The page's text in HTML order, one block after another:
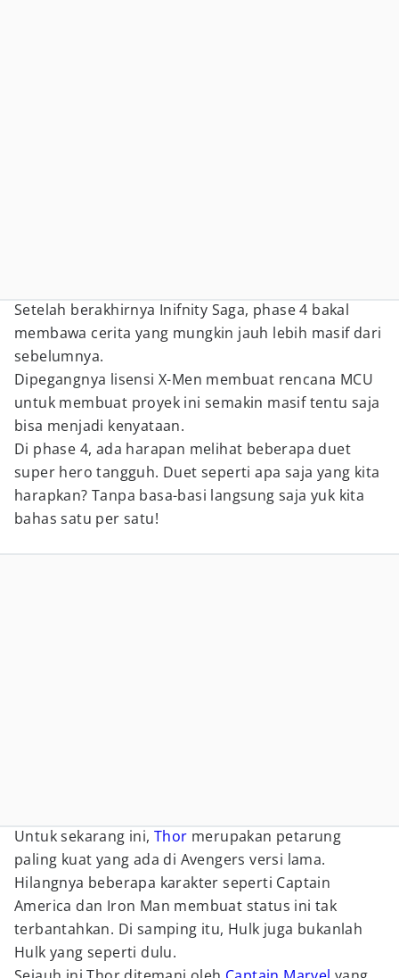
Setelah berakhirnya Inifnity Saga, phase 4 bakal
membawa cerita yang mungkin jauh lebih masif dari
sebelumnya.
Dipegangnya lisensi X-Men membuat rencana MCU
untuk membuat proyek ini semakin masif tentu saja
bisa menjadi kenyataan.
Di phase 4, ada harapan melihat beberapa duet
super hero tangguh. Duet seperti apa saja yang kita
harapkan? Tanpa basa-basi langsung saja yuk kita
bahas satu per satu!
Untuk sekarang ini, Thor merupakan petarung
paling kuat yang ada di Avengers versi lama.
Hilangnya beberapa karakter seperti Captain
America dan Iron Man membuat status ini tak
terbantahkan. Di samping itu, Hulk juga bukanlah
Hulk yang seperti dulu.